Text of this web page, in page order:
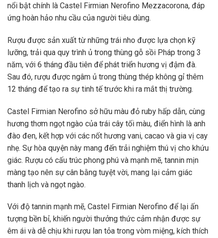
nổi bật chính là Castel Firmian Nerofino Mezzacorona, đáp
ứng hoàn hảo nhu cầu của người tiêu dùng.
Rượu được sản xuất từ những trái nho được lựa chọn kỹ
lưỡng, trải qua quy trình ủ trong thùng gỗ sồi Pháp trong 3
năm, với 6 tháng đầu tiên để phát triển hương vị đậm đà.
Sau đó, rượu được ngâm ủ trong thùng thép không gỉ thêm
12 tháng để tạo ra sự tinh tế trước khi ra mắt thị trường.
Castel Firmian Nerofino sở hữu màu đỏ ruby hấp dẫn, cùng
hương thơm ngọt ngào của trái cây tối màu, điển hình là anh
đào đen, kết hợp với các nốt hương vani, cacao và gia vị cay
nhẹ. Sự hòa quyện này mang đến trải nghiệm thú vị cho khứu
giác. Rượu có cấu trúc phong phú và mạnh mẽ, tannin mịn
màng tạo nên sự cân bằng tuyệt vời, mang lại cảm giác
thanh lịch và ngọt ngào.
Với độ tannin mạnh mẽ, Castel Firmian Nerofino để lại ấn
tượng bền bỉ, khiến người thưởng thức cảm nhận được sự
êm ái và dễ chịu khi rượu lan tỏa trong vòm miệng, kích thích